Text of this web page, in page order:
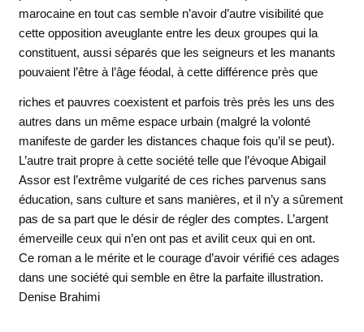
marocaine en tout cas semble n’avoir d’autre visibilité que
cette opposition aveuglante entre les deux groupes qui la
constituent, aussi séparés que les seigneurs et les manants
pouvaient l’être à l’âge féodal, à cette différence près que
riches et pauvres coexistent et parfois très près les uns des
autres dans un même espace urbain (malgré la volonté
manifeste de garder les distances chaque fois qu’il se peut).
L’autre trait propre à cette société telle que l’évoque Abigail
Assor est l’extrême vulgarité de ces riches parvenus sans
éducation, sans culture et sans manières, et il n’y a sûrement
pas de sa part que le désir de régler des comptes. L’argent
émerveille ceux qui n’en ont pas et avilit ceux qui en ont.
Ce roman a le mérite et le courage d’avoir vérifié ces adages
dans une société qui semble en être la parfaite illustration.
Denise Brahimi